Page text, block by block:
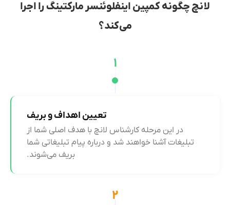
لانچ چگونه کمپین اینفلوئنسر مارکتینگ را اجرا
می‌کند؟
۱
تعیین اهداف و بریف
در این مرحله کارشناس لانچ با هدف اصلی شما از
تبلیغات آشنا خواهند شد و درباره پیام تبلیغاتی شما
بریف می‌شوند.
۲